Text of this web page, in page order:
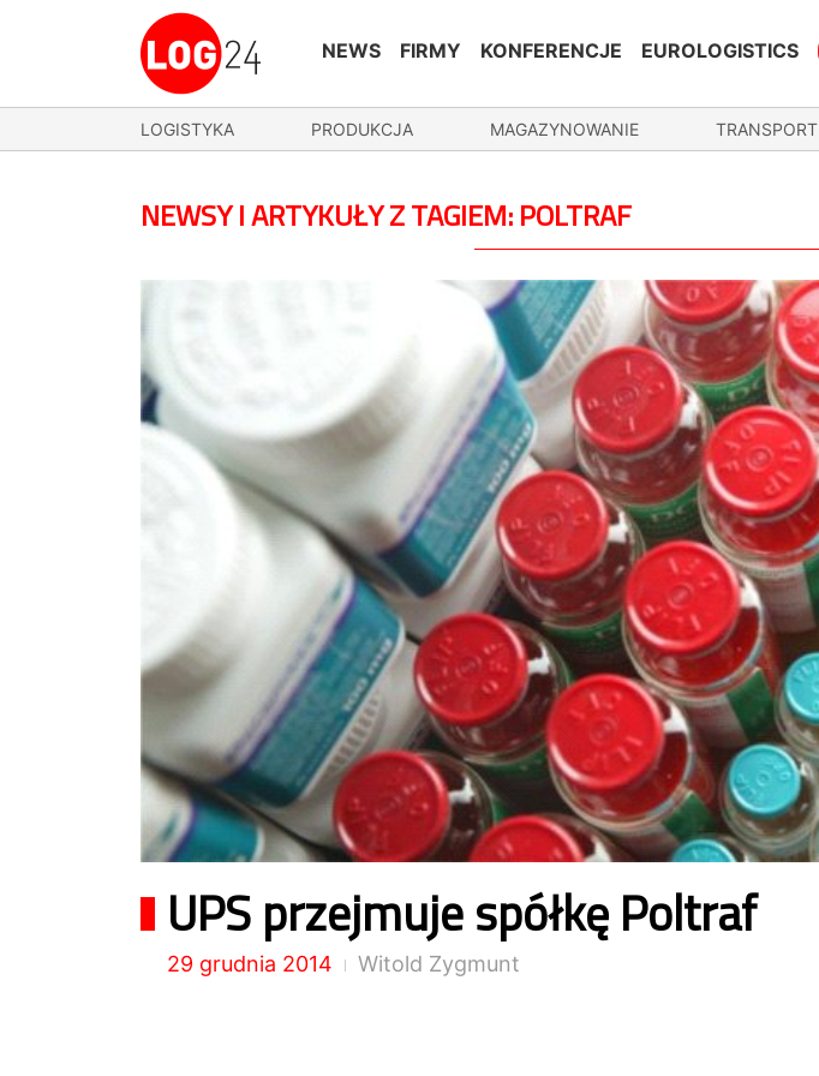
NEWS FIRMY KONFERENCJE EUROLOGISTICS
LOGISTYKA PRODUKCJA MAGAZYNOWANIE TRANSPORT
NEWSY I ARTYKUŁY Z TAGIEM: POLTRAF
UPS przejmuje spółkę Poltraf
29 grudnia 2014 Witold Zygmunt